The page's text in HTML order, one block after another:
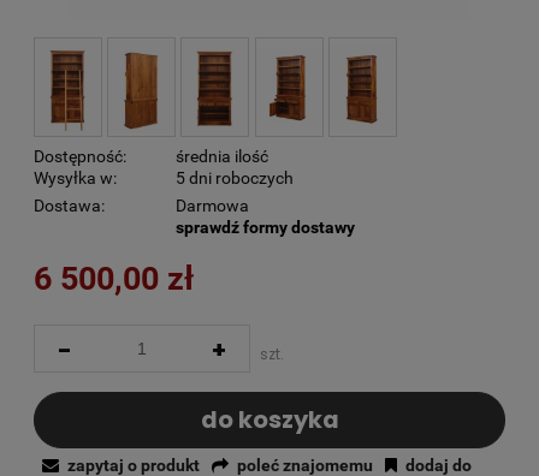
Dostępność:
średnia ilość
Wysyłka w:
5 dni roboczych
Dostawa:
Darmowa
sprawdź formy dostawy
6 500,00 zł
- + szt.
do koszyka
zapytaj o produkt poleć znajomemu
dodaj do